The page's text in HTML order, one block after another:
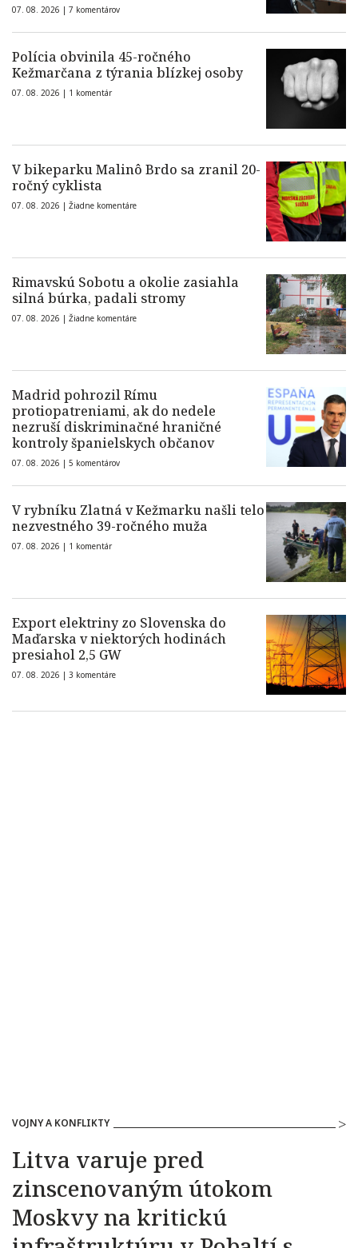
07. 08. 2026 | 7 komentárov
Polícia obvinila 45-ročného
Kežmarčana z týrania blízkej osoby
07. 08. 2026 | 1 komentár
V bikeparku Malinô Brdo sa zranil 20-
ročný cyklista
07. 08. 2026 | Žiadne komentáre
Rimavskú Sobotu a okolie zasiahla
silná búrka, padali stromy
07. 08. 2026 | Žiadne komentáre
Madrid pohrozil Rímu
protiopatreniami, ak do nedele
nezruší diskriminačné hraničné
kontroly španielskych občanov
07. 08. 2026 | 5 komentárov
V rybníku Zlatná v Kežmarku našli telo
nezvestného 39-ročného muža
07. 08. 2026 | 1 komentár
Export elektriny zo Slovenska do
Maďarska v niektorých hodinách
presiahol 2,5 GW
07. 08. 2026 | 3 komentáre
VOJNY A KONFLIKTY
Litva varuje pred
zinscenovaným útokom
Moskvy na kritickú